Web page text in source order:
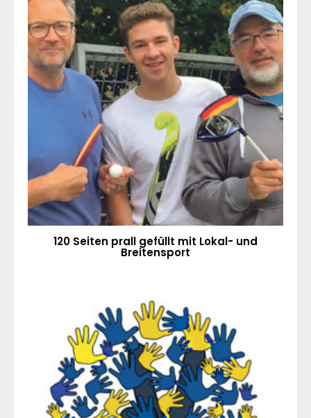
120 Seiten prall gefüllt mit Lokal- und
Breitensport